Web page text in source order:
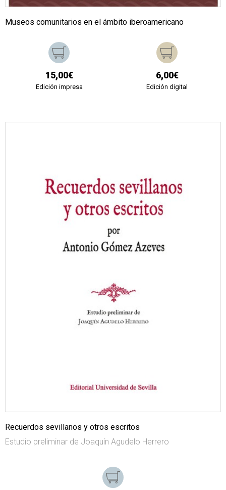
Museos comunitarios en el ámbito iberoamericano
15,00€
Edición impresa
6,00€
Edición digital
Recuerdos sevillanos y otros escritos
Estudio preliminar de Joaquín Agudelo Herrero